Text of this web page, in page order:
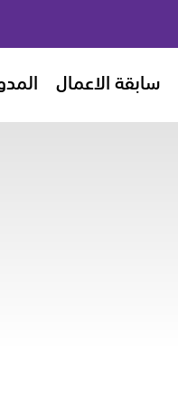
سابقة الاعمال